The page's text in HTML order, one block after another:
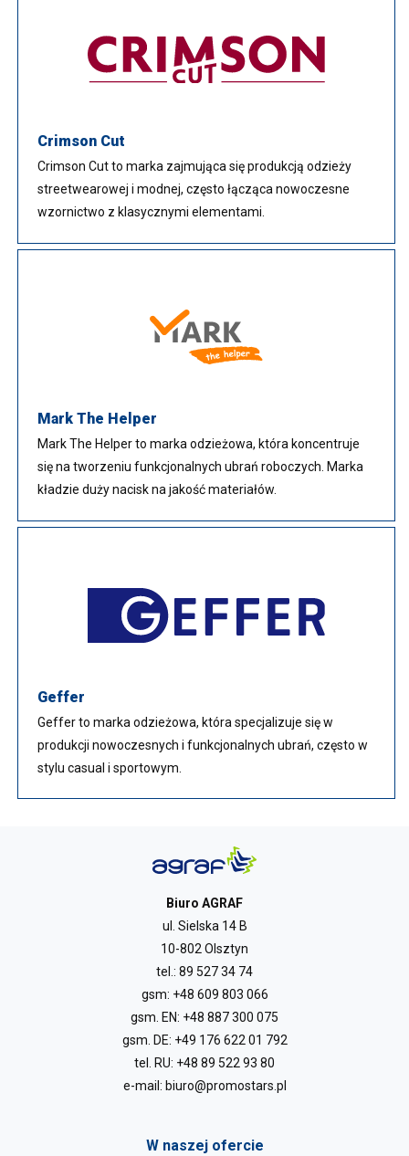
Crimson Cut
Crimson Cut to marka zajmująca się produkcją odzieży
streetwearowej i modnej, często łącząca nowoczesne
wzornictwo z klasycznymi elementami.
Mark The Helper
Mark The Helper to marka odzieżowa, która koncentruje
się na tworzeniu funkcjonalnych ubrań roboczych. Marka
kładzie duży nacisk na jakość materiałów.
Geffer
Geffer to marka odzieżowa, która specjalizuje się w
produkcji nowoczesnych i funkcjonalnych ubrań, często w
stylu casual i sportowym.
Biuro AGRAF
ul. Sielska 14 B
10-802 Olsztyn
tel.: 89 527 34 74
gsm: +48 609 803 066
gsm. EN: +48 887 300 075
gsm. DE: +49 176 622 01 792
tel. RU: +48 89 522 93 80
e-mail: biuro@promostars.pl
W naszej ofercie